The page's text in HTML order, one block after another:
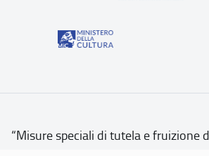
“Misure speciali di tutela e fruizione